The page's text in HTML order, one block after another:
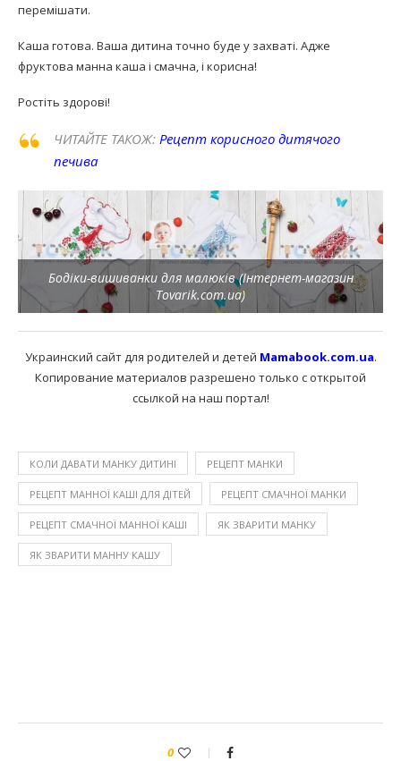
перемішати.
Каша готова. Ваша дитина точно буде у захваті. Адже
фруктова манна каша і смачна, і корисна!
Ростіть здорові!
ЧИТАЙТЕ ТАКОЖ: Рецепт корисного дитячого
печива
Бодіки-вишиванки для малюків (Інтернет-магазин
Tovarik.com.ua)
Украинский сайт для родителей и детей Mamabook.com.ua.
Копирование материалов разрешено только с открытой
ссылкой на наш портал!
КОЛИ ДАВАТИ МАНКУ ДИТИНІ РЕЦЕПТ МАНКИ
РЕЦЕПТ МАННОЇ КАШІ ДЛЯ ДІТЕЙ РЕЦЕПТ СМАЧНОЇ МАНКИ
РЕЦЕПТ СМАЧНОЇ МАННОЇ КАШІ ЯК ЗВАРИТИ МАНКУ
ЯК ЗВАРИТИ МАННУ КАШУ
0